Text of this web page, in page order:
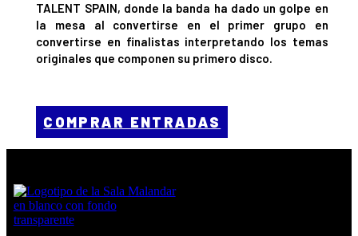
TALENT SPAIN, donde la banda ha dado un golpe en
la mesa al convertirse en el primer grupo en
convertirse en finalistas interpretando los temas
originales que componen su primero disco.
COMPRAR ENTRADAS